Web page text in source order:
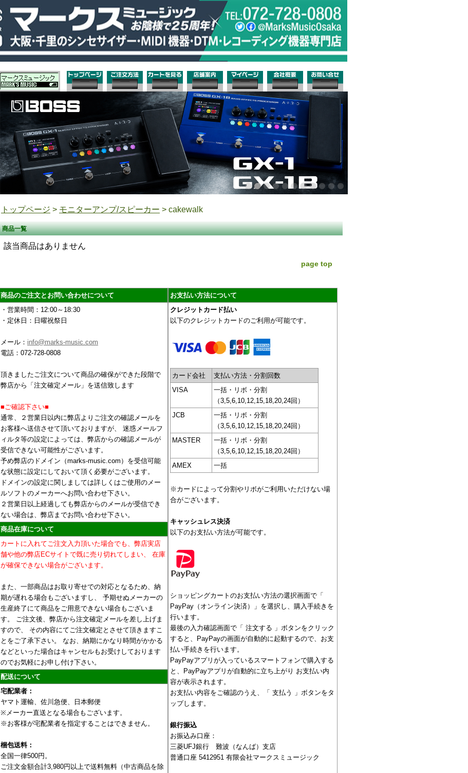
トップページ > モニターアンプ/スピーカー > cakewalk
商品一覧
該当商品はありません
page top
商品のご注文とお問い合わせについて
・営業時間：12:00～18:30
・定休日：日曜祝祭日
メール： info@marks-music.com
電話：072-728-0808
頂きましたご注文について商品の確保ができた段階で
弊店から「注文確定メール」を送信致します
■ご確認下さい■
通常、２営業日以内に弊店よりご注文の確認メールを
お客様へ送信させて頂いておりますが、 迷惑メールフ
ィルタ等の設定によっては、弊店からの確認メールが
受信できない可能性がございます。
予め弊店のドメイン（marks-music.com）を受信可能
な状態に設定にしておいて頂く必要がございます。
ドメインの設定に関しましては詳しくはご使用のメー
ルソフトのメーカーへお問い合わせ下さい。
２営業日以上経過しても弊店からのメールが受信でき
ない場合は、弊店までお問い合わせ下さい。
商品在庫について
カートに入れてご注文入力頂いた場合でも、弊店実店
舗や他の弊店ECサイトで既に売り切れてしまい、 在庫
が確保できない場合がございます。
また、一部商品はお取り寄せでの対応となるため、納
期が遅れる場合もございますし、 予期せぬメーカーの
生産終了にて商品をご用意できない場合もございま
す。 ご注文後、弊店から注文確定メールを差し上げま
すので、 その内容にてご注文確定とさせて頂きますこ
とをご了承下さい。 なお、納期にかなり時間がかかる
などといった場合はキャンセルもお受けしております
のでお気軽にお申し付け下さい。
配送について
宅配業者：
ヤマト運輸、佐川急便、日本郵便
※メーカー直送となる場合もございます。
※お客様が宅配業者を指定することはできません。
梱包送料：
全国一律500円。
ご注文金額合計3,980円以上で送料無料（中古商品を除
お支払い方法について
クレジットカード払い
以下のクレジットカードのご利用が可能です。
カード会社
支払い方法・分割回数
VISA
一括・リボ・分割
（3,5,6,10,12,15,18,20,24回）
JCB
一括・リボ・分割
（3,5,6,10,12,15,18,20,24回）
MASTER
一括・リボ・分割
（3,5,6,10,12,15,18,20,24回）
AMEX
一括
※カードによって分割やリボがご利用いただけない場
合がございます。
キャッシュレス決済
以下のお支払い方法が可能です。
ショッピングカートのお支払い方法の選択画面で「
PayPay（オンライン決済）」を選択し、購入手続きを
行います。
最後の入力確認画面で「 注文する 」ボタンをクリック
すると、PayPayの画面が自動的に起動するので、お支
払い手続きを行います。
PayPayアプリが入っているスマートフォンで購入する
と、PayPayアプリが自動的に立ち上がり お支払い内
容が表示されます。
お支払い内容をご確認のうえ、「 支払う 」ボタンをタ
ップします。
銀行振込
お振込み口座：
三菱UFJ銀行 難波（なんば）支店
普通口座 5412951 有限会社マークスミュージック